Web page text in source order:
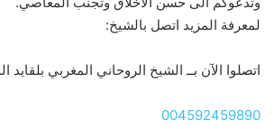
لمعرفة المزيد اتصل بالشيخ:
اتصلوا الآن بــ الشيخ الروحاني المغربي بلقايد
004592459890